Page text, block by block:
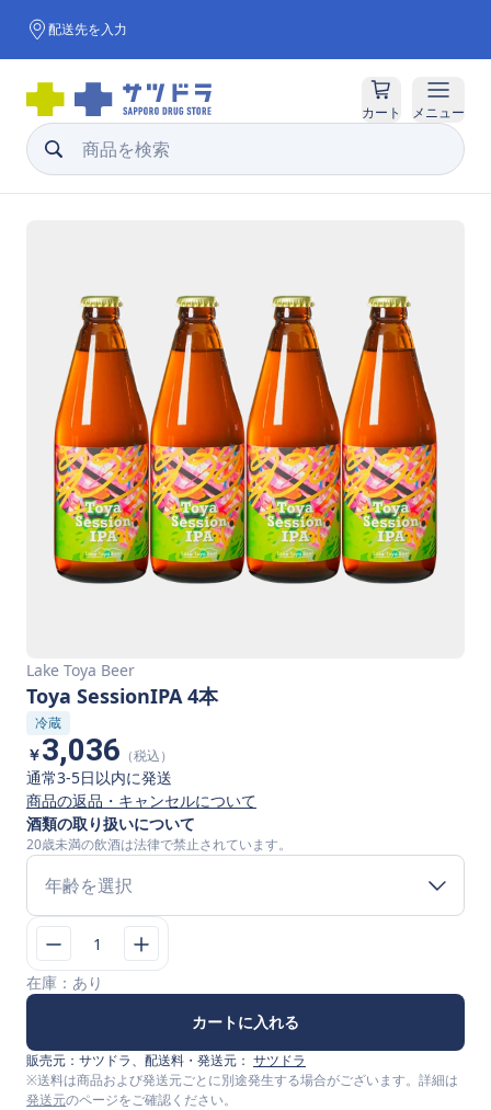
配送先を入力
カート メニュー
Lake Toya Beer
Toya SessionIPA 4本
冷蔵
￥3,036 （税込）
通常3-5日以内に発送
商品の返品・キャンセルについて
酒類の取り扱いについて
20歳未満の飲酒は法律で禁止されています。
年齢を選択
1
在庫： あり
カートに入れる
販売元： サツドラ、配送料・発送元： サツドラ
※送料は商品および発送元ごとに別途発生する場合がございます。詳細は
発送元のページをご確認ください。